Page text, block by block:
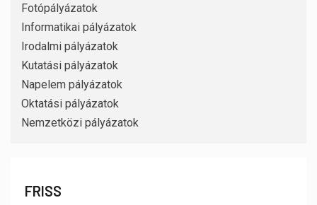
Fotópályázatok
Informatikai pályázatok
Irodalmi pályázatok
Kutatási pályázatok
Napelem pályázatok
Oktatási pályázatok
Nemzetközi pályázatok
FRISS